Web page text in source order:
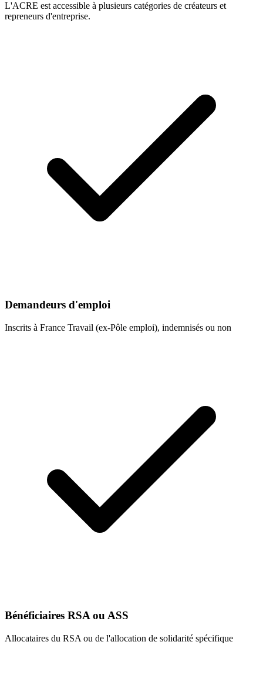
L'ACRE est accessible à plusieurs catégories de créateurs et
repreneurs d'entreprise.
Demandeurs d'emploi
Inscrits à France Travail (ex-Pôle emploi), indemnisés ou non
Bénéficiaires RSA ou ASS
Allocataires du RSA ou de l'allocation de solidarité spécifique